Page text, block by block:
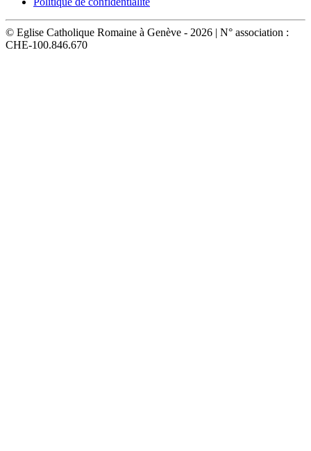
© Eglise Catholique Romaine à Genève - 2026 | N° association :
CHE-100.846.670